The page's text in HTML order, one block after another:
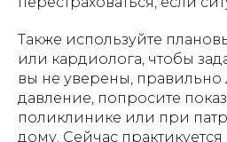
Также используйте
или кардиолога, чтобы
вы не уверены, правильно
давление, попросите
поликлинике или при
дому. Сейчас